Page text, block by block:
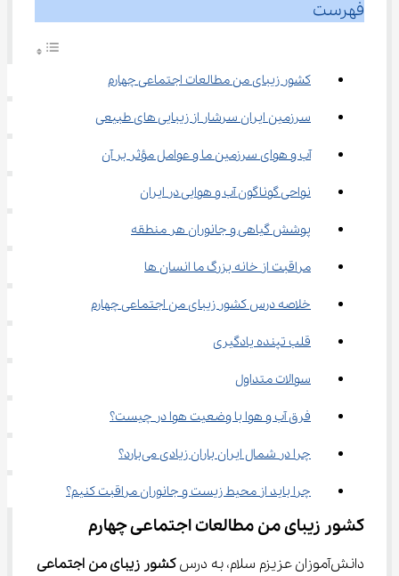
فهرست
کشور زیبای من مطالعات اجتماعی چهارم
سرزمین ایران سرشار از زیبایی ‌های طبیعی
آب و هوای سرزمین ما و عوامل مؤثر بر آن
نواحی گوناگون آب و هوایی در ایران
پوشش گیاهی و جانوران هر منطقه
مراقبت از خانه بزرگ ما انسان ها
خلاصه درس کشور زیبای من اجتماعی چهارم
قلب تپنده یادگیری
سوالات متداول
فرق آب و هوا با وضعیت هوا در چیست؟
چرا در شمال ایران باران زیادی می‌بارد؟
چرا باید از محیط زیست و جانوران مراقبت کنیم؟
کشور زیبای من مطالعات اجتماعی چهارم
دانش‌آموزان عزیزم سلام، به درس
کشور زیبای من اجتماعی